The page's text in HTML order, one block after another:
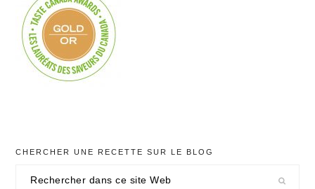
CHERCHER UNE RECETTE SUR LE BLOG